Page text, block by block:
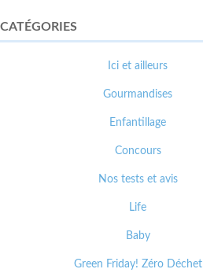
CATÉGORIES
Ici et ailleurs
Gourmandises
Enfantillage
Concours
Nos tests et avis
Life
Baby
Green Friday! Zéro Déchet